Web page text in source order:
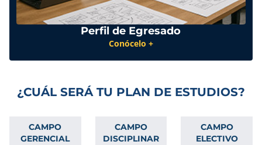
Perfil de Egresado
Conócelo +
¿CUÁL SERÁ TU PLAN DE ESTUDIOS?
CAMPO
GERENCIAL
CAMPO
DISCIPLINAR
CAMPO
ELECTIVO